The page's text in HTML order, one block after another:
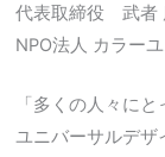
代表取締役 武者
NPO法人 カラー
「多くの人々に
ユニバーサルデザ